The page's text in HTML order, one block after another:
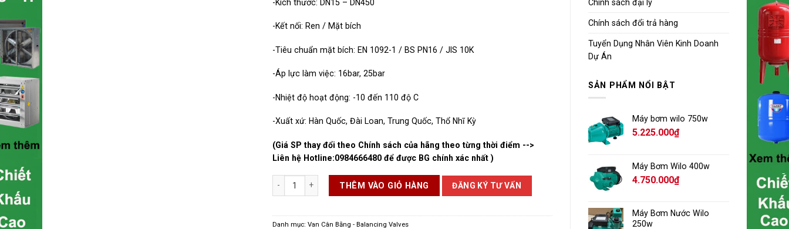
Chính sách đại lý
Chính sách đổi trả hàng
Tuyển Dụng Nhân Viên Kinh Doanh
Dự Án
SẢN PHẨM NỔI BẬT
Máy bơm wilo 750w
5.225.000₫
Máy Bơm Wilo 400w
4.750.000₫
Máy Bơm Nước Wilo
250w
-Kích thước: DN15 – DN450
-Kết nối: Ren / Mặt bích
-Tiêu chuẩn mặt bích: EN 1092-1 / BS PN16 / JIS 10K
-Áp lực làm việc: 16bar, 25bar
-Nhiệt độ hoạt động: -10 đến 110 độ C
-Xuất xứ: Hàn Quốc, Đài Loan, Trung Quốc, Thổ Nhĩ Kỳ
(Giá SP thay đổi theo Chính sách của hãng theo từng thời điểm -->
Liên hệ Hotline:0984666480 để được BG chính xác nhất )
Van Cân Bằng số lượng
THÊM VÀO GIỎ HÀNG ĐĂNG KÝ TƯ VẤN
Danh mục:Van Cân Bằng - Balancing Valves